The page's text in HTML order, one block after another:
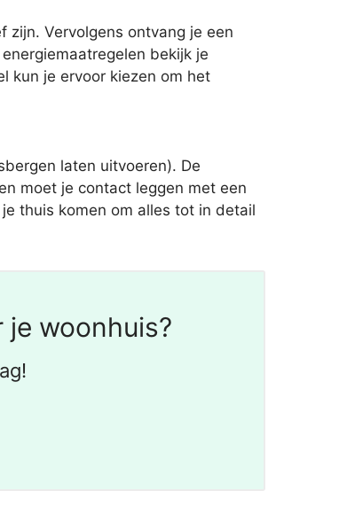
Vervolgens ontvang je een
bekijk je
kun je ervoor kiezen om het
laten uitvoeren). De
moet je contact leggen met een
thuis komen om alles tot in detail
woonhuis?